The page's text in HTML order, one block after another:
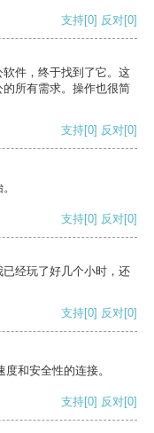
支持[0] 反对[0]
件，终于找到了它。这
所有需求。操作也很简
支持[0] 反对[0]
支持[0] 反对[0]
经玩了好几个小时，还
支持[0] 反对[0]
和安全性的连接。
支持[0] 反对[0]